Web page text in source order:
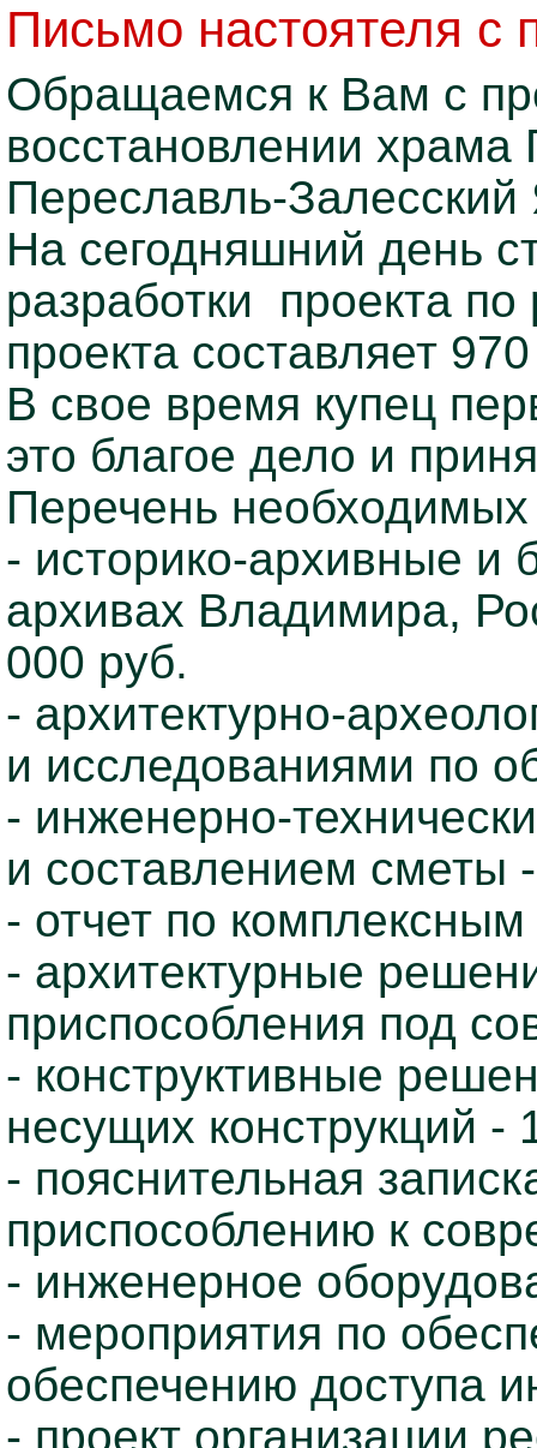
Письмо настоятеля с
Обращаемся к Вам с
восстановлении храма
Переславль-
На сегодняшний день
разработки проекта
проекта составляет
В свое время купец
это благое дело и
Перечень
- историко-архивные и
архивах Владимира,
000 руб.
- архитектурно-
и исследованиями по
- инженерно-
и составлением сметы
- отчет по
- архитектурные
приспособления под
- конструктивные
несущих конструкций -
- пояснительная
приспособлению к
- инженерное
- мероприятия по
обеспечению доступа
- проект организации